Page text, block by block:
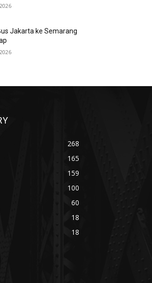
Jakarta ke Semarang
268
165
159
100
60
18
18